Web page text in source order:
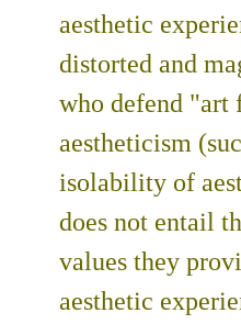
aesthetic
distorted and
who defend "art
aestheticism
isolability of
does not entail
values they
aesthetic